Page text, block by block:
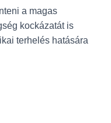
a magas
kockázatát is
terhelés hatására